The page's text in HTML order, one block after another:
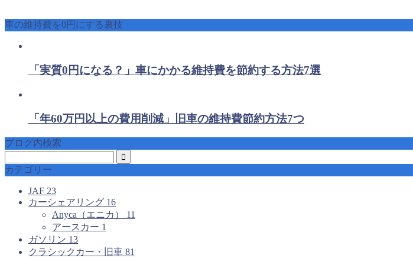
車の維持費を0円にする裏技
「実質0円になる？」車にかかる維持費を節約する方法7選
「年60万円以上の費用削減」旧車の維持費節約方法7つ
ブログ内検索
カテゴリー
JAF 23
カーシェアリング 16
Anyca（エニカ） 11
アースカー 1
ガソリン 13
クラシックカー・旧車 81